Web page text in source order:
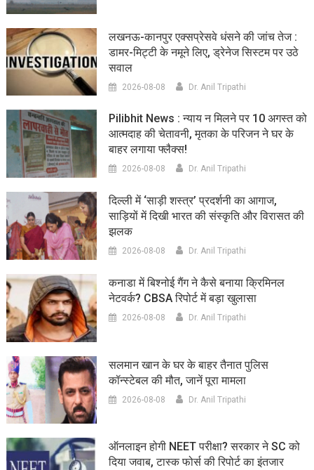
लखनऊ-कानपुर एक्सप्रेसवे धंसने की जांच तेज :
डामर-मिट्टी के नमूने लिए, ड्रेनेज सिस्टम पर उठे
सवाल
2026-08-08 Dr. Anil Tripathi
Pilibhit News : न्याय न मिलने पर 10 अगस्त को
आत्मदाह की चेतावनी, मृतका के परिजन ने घर के
बाहर लगाया फ्लैक्स!
2026-08-08 Dr. Anil Tripathi
दिल्ली में ‘साड़ी शस्त्र’ प्रदर्शनी का आगाज,
साड़ियों में दिखी भारत की संस्कृति और विरासत की
झलक
2026-08-08 Dr. Anil Tripathi
कनाडा में बिश्नोई गैंग ने कैसे बनाया क्रिमिनल
नेटवर्क? CBSA रिपोर्ट में बड़ा खुलासा
2026-08-08 Dr. Anil Tripathi
सलमान खान के घर के बाहर तैनात पुलिस
कॉन्स्टेबल की मौत, जानें पूरा मामला
2026-08-08 Dr. Anil Tripathi
ऑनलाइन होगी NEET परीक्षा? सरकार ने SC को
दिया जवाब, टास्क फोर्स की रिपोर्ट का इंतजार